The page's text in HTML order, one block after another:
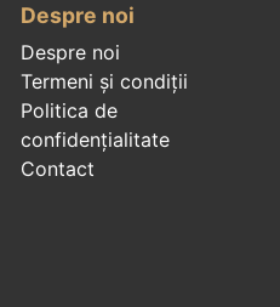
Despre noi
Despre noi
Termeni și condiții
Politica de
confidenţialitate
Contact